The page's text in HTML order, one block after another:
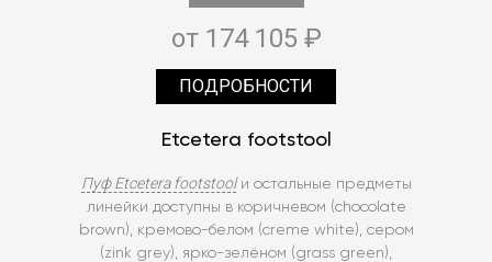
Etcetera footstool
Пуф Etcetera footstoolи остальные предметы
линейки доступны в коричневом (chocolate
brown), кремово-белом (creme white), сером
(zink grey), ярко-зелёном (grass green),
от 174 105 ₽
ПОДРОБНОСТИ